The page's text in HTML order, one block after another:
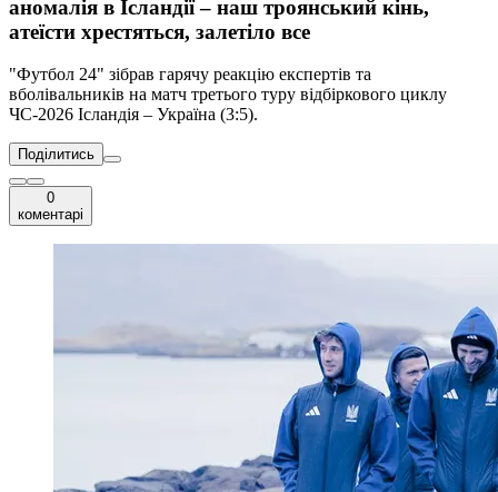
аномалія в Ісландії – наш троянський кінь,
атеїсти хрестяться, залетіло все
"Футбол 24" зібрав гарячу реакцію експертів та
вболівальників на матч третього туру відбіркового циклу
ЧС-2026 Ісландія – Україна (3:5).
Поділитись
0
коментарі